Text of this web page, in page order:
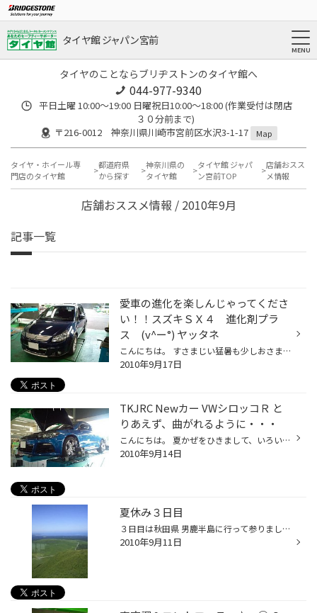
タイヤ館 ジャパン宮前
タイヤのことならブリヂストンのタイヤ館へ
044-977-9340
平日土曜 10:00〜19:00 日曜祝日10:00〜18:00 (作業受付は閉店
３０分前まで)
〒216-0012 神奈川県川崎市宮前区水沢3-1-17
Map
タイヤ・ホイール専
門店のタイヤ館
都道府県
から探す
神奈川県の
タイヤ館
タイヤ館 ジャパ
ン宮前TOP
店舗おスス
メ情報
店舗おススメ情報 / 2010年9月
記事一覧
愛車の進化を楽しんじゃってくださ
い！！スズキＳＸ４ 進化剤プラ
ス (v^ー°) ヤッタネ
こんにちは。 すさまじい猛暑も少しおさまって、エアコンなしでも寝られて快適なのですが、風呂あがりのビールのうまさが少し半減した気がするのは、 僕です。 今日は、当店常連様にはもう定番になっているあの 『進化剤プラス』 の施工をさせて頂きました。 クルマは、スズキのＳＸ４。コンパクト...
2010年9月17日
TKJRC Newカー VWシロッコＲ と
りあえず、曲がれるように・・・
こんにちは。 夏かぜをひきまして、いろいろな予定がすべて参加できなくなり、いろんな方々に迷惑をかけているのは、僕です。 当店ＨＰでも、たびたびご紹介しております『ＴＫＪＲＣ』のメンバーさんが、クルマを変えました。 『ＶＷ シロッコ Ｒ』 ええ～～っ！！前は、シルビアでドリフトしてた...
2010年9月14日
夏休み３日目
３日目は秋田県 男鹿半島に行って参りました。 この旅行で僕が最も気に入った場所です 世界三景に登録されてるみたいで、その美しさと言ったら素晴らしすぎ。 食べ物も きりたんぽ に いぶりがっこ 美味かったんで食べ過ぎちゃいました。 自然が沢山あって本当に良い所なので、又行きたいと思ってま...
2010年9月11日